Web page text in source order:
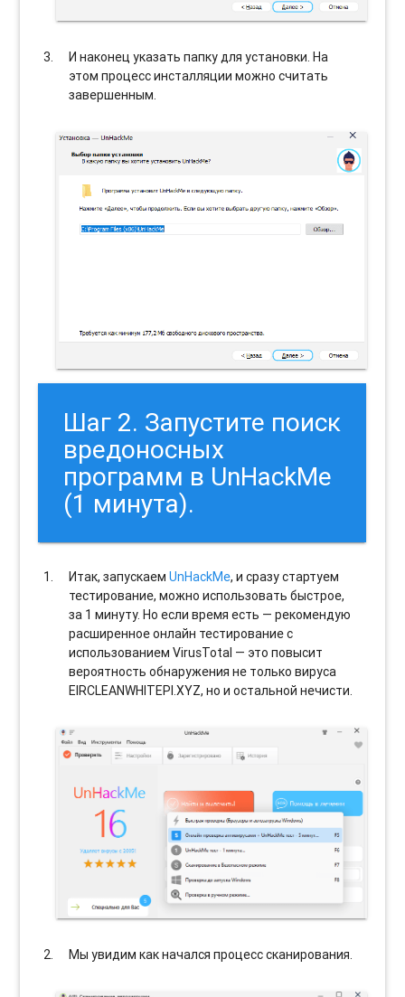
И наконец указать папку для установки. На
этом процесс инсталляции можно считать
завершенным.
Шаг 2. Запустите поиск
вредоносных
программ в UnHackMe
(1 минута).
Итак, запускаемUnHackMe, и сразу стартуем
тестирование, можно использовать быстрое,
за 1 минуту. Но если время есть — рекомендую
расширенное онлайн тестирование с
использованием VirusTotal — это повысит
вероятность обнаружения не только вируса
EIRCLEANWHITEPI.XYZ, но и остальной нечисти.
Мы увидим как начался процесс сканирования.